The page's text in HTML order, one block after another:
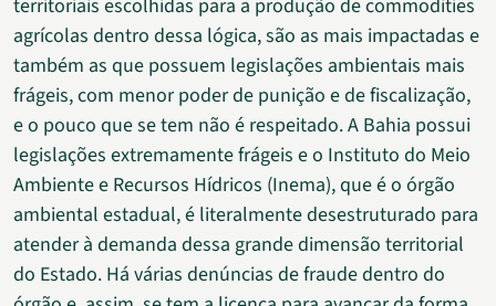
territoriais escolhidas para a produção de commodities
agrícolas dentro dessa lógica, são as mais impactadas e
também as que possuem legislações ambientais mais
frágeis, com menor poder de punição e de fiscalização,
e o pouco que se tem não é respeitado. A Bahia possui
legislações extremamente frágeis e o Instituto do Meio
Ambiente e Recursos Hídricos (Inema), que é o órgão
ambiental estadual, é literalmente desestruturado para
atender à demanda dessa grande dimensão territorial
do Estado. Há várias denúncias de fraude dentro do